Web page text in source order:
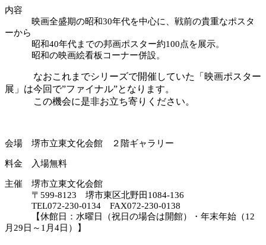
内容
映画全盛期の昭和30年代を中心に、戦前の貴重なポスタ
ーから
昭和40年代までの邦画ポスター約100点を展示。
昭和の映画絵看板コーナー併設。
なおこれまでシリーズで開催していた「映画ポスター
展」は今回で”ファイナル”となります。
この機会に是非お立ち寄りください。
会場 堺市立東文化会館 ２階ギャラリー
料金 入場無料
主催 堺市立東文化会館
〒599-8123 堺市東区北野田1084-136
TEL072-230-0134 FAX072-230-0138
【休館日：水曜日（祝日の場合は開館）・年末年始（12
月29日～1月4日）】